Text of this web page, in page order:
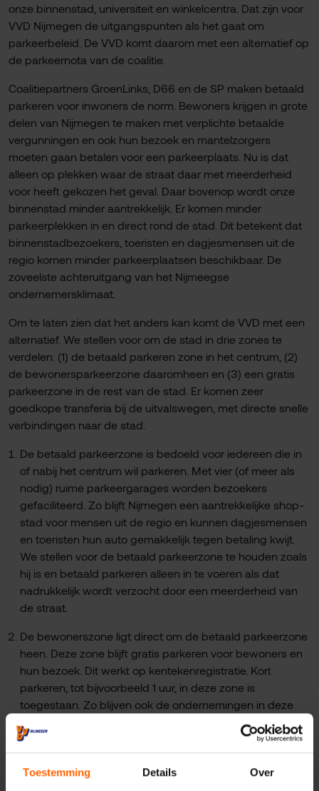
Toestemming Details Over
onze binnenstad, universiteit en winkelcentra. Dat zijn voor
VVD Nijmegen de uitgangspunten als het gaat om
parkeerbeleid. De VVD komt daarom met een alternatief op
de parkeernota van de coalitie.
Coalitiepartners GroenLinks, D66 en de SP maken betaald
parkeren voor inwoners de norm. Bewoners krijgen in grote
delen van Nijmegen te maken met verplichte betaalde
vergunningen en ook hun bezoek en mantelzorgers
moeten gaan betalen voor een parkeerplaats. Nu is dat
alleen op plekken waar de straat daar met meerderheid
voor heeft gekozen het geval. Daar bovenop wordt onze
binnenstad minder aantrekkelijk. Er komen minder
parkeerplekken in en direct rond de stad. Dit betekent dat
binnenstadbezoekers, toeristen en dagjesmensen uit de
regio komen minder parkeerplaatsen beschikbaar. De
zoveelste achteruitgang van het Nijmeegse
ondernemersklimaat.
Om te laten zien dat het anders kan komt de VVD met een
alternatief. We stellen voor om de stad in drie zones te
verdelen. (1) de betaald parkeren zone in het centrum, (2)
de bewonersparkeerzone daaromheen en (3) een gratis
parkeerzone in de rest van de stad. Er komen zeer
goedkope transferia bij de uitvalswegen, met directe snelle
verbindingen naar de stad.
De betaald parkeerzone is bedoeld voor iedereen die in
of nabij het centrum wil parkeren. Met vier (of meer als
nodig) ruime parkeergarages worden bezoekers
gefaciliteerd. Zo blijft Nijmegen een aantrekkelijke shop-
stad voor mensen uit de regio en kunnen dagjesmensen
en toeristen hun auto gemakkelijk tegen betaling kwijt.
We stellen voor de betaald parkeerzone te houden zoals
hij is en betaald parkeren alleen in te voeren als dat
nadrukkelijk wordt verzocht door een meerderheid van
de straat.
De bewonerszone ligt direct om de betaald parkeerzone
heen. Deze zone blijft gratis parkeren voor bewoners en
hun bezoek. Dit werkt op kentekenregistratie. Kort
parkeren, tot bijvoorbeeld 1 uur, in deze zone is
toegestaan. Zo blijven ook de ondernemingen in deze
zone goed gefaciliteerd in hun parkeerbehoefte.
De rest van de stad blijft vrij parkeren.
De VVD laat hiermee zien dat het prima mogelijk is om én